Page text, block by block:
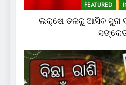
FEATURED
ଲକ୍ଷେ ତଳକୁ ଆସିବ ସୁନା